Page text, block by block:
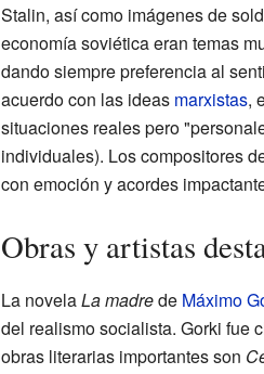
Stalin, así como imágenes de
economía soviética eran temas
dando siempre preferencia al
acuerdo con las ideas marxistas,
situaciones reales pero
individuales). Los compositores
con emoción y acordes
Obras y artistas
La novelaLa madrede Máximo
del realismo socialista. Gorki fue
obras literarias importantes son